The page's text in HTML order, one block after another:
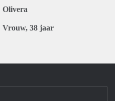
Olivera
Vrouw, 38 jaar